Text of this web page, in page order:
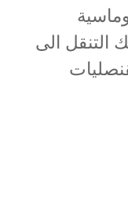
التنقل الى